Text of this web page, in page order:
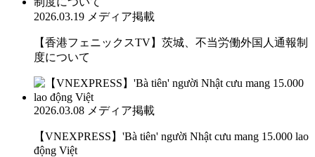
2026.03.19 メディア掲載
【香港フェニックスTV】茨城、不当労働外国人通報制
度について
2026.03.08 メディア掲載
【VNEXPRESS】'Bà tiên' người Nhật cưu mang 15.000 lao
động Việt